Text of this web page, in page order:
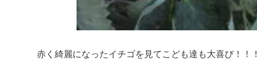
赤く綺麗になったイチゴを見てこども達も大喜び！！！